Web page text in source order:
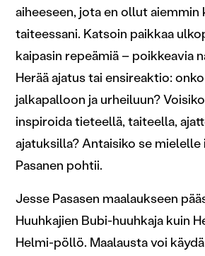
aiheeseen, jota en ollut
taiteessani. Katsoin paikkaa
kaipasin repeämiä – poikkeavia
Herää ajatus tai ensireaktio:
jalkapalloon ja urheiluun?
inspiroida tieteellä, taiteella,
ajatuksilla? Antaisiko se mielelle
Pasanen pohtii.
Jesse Pasasen maalaukseen
Huuhkajien Bubi-huuhkaja kuin
Helmi-pöllö. Maalausta voi